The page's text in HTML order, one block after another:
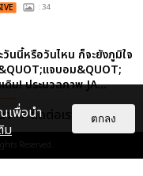
: 34
วันนี้หรือวันไหน ก็จะยังภูมิใจ
แจบอม&QUOT;
ดิม! ประมวลภาพ JA...
า ติดต่อเรา
Reserved.
เพื่อนำ
ม
ตกลง